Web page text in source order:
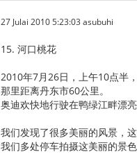
27 Julai 2010 5:23:03 asubuhi
15. 河口桃花
2010年7月26日，上午10点半
那里距离丹东市60公里。
奥迪欢快地行驶在鸭绿江畔漂亮
我们发现了很多美丽的风景，
我们多处停车拍摄这美丽的景色